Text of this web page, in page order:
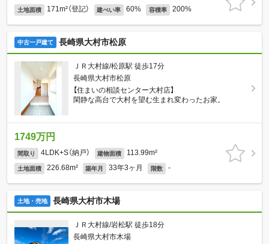
土地面積 171m²（登記） 建ぺい率 60% 容積率 200%
中古一戸建て 長崎県大村市松原
ＪＲ大村線/松原駅 徒歩17分
長崎県大村市松原
【住まいの相談センター大村店】
閑静な高台で大村を望む生まれ変わったお家。
1749万円
間取り 4LDK+S（納戸） 建物面積 113.99m²
土地面積 226.68m² 築年月 33年3ヶ月 階数 -
土地・売地 長崎県大村市木場
ＪＲ大村線/岩松駅 徒歩18分
長崎県大村市木場